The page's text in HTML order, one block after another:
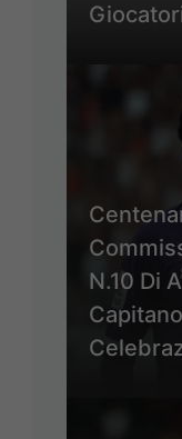
N.10 Di